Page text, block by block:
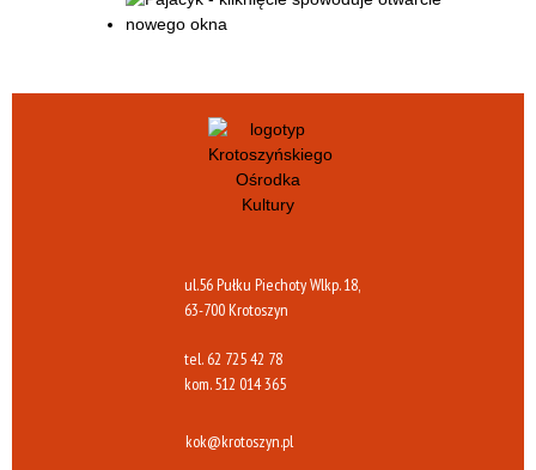
ul.56 Pułku Piechoty Wlkp. 18,
63-700 Krotoszyn
tel. 62 725 42 78
kom.512 014 365
kok@krotoszyn.pl